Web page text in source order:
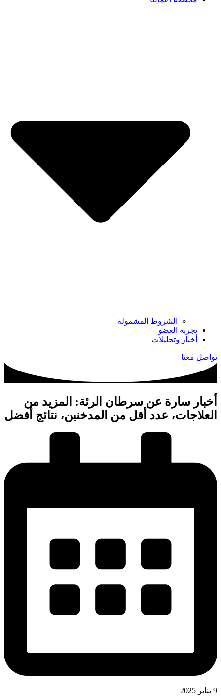
الشروط المشمولة
تجربة العضو
أخبار وتحليلات
تواصل معنا
أخبار سارة عن سرطان الرئة: المزيد من
العلاجات، عدد أقل من المدخنين، نتائج أفضل
9 يناير 2025